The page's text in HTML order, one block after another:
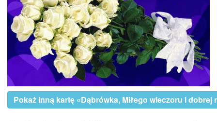
Pokaż inną kartę «Dąbrówka, Miłego wieczoru i dobrej